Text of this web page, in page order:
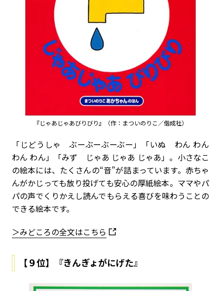
『じゃあじゃあびりびり』（作：まついのりこ／偕成社）
「じどうしゃ ぶーぶーぶーぶー」「いぬ わん わん
わん わん」「みず じゃあ じゃあ じゃあ」。小さなこ
の絵本には、たくさんの“音”が詰まっています。赤ちゃ
んがかじっても放り投げても安心の厚紙絵本。ママやパ
パの声でくりかえし読んでもらえる喜びを味わうことの
できる絵本です。
＞みどころの全文はこちら
【９位】『きんぎょがにげた』